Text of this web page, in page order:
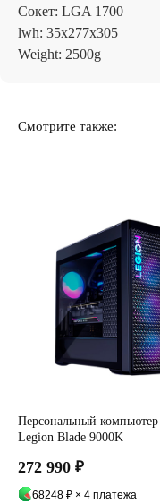
Сокет: LGA 1700
lwh: 35x277x305
Weight: 2500g
Смотрите также:
Персональный
Legion Blade 9000K
272 990 ₽
68248 ₽ × 4 платежа